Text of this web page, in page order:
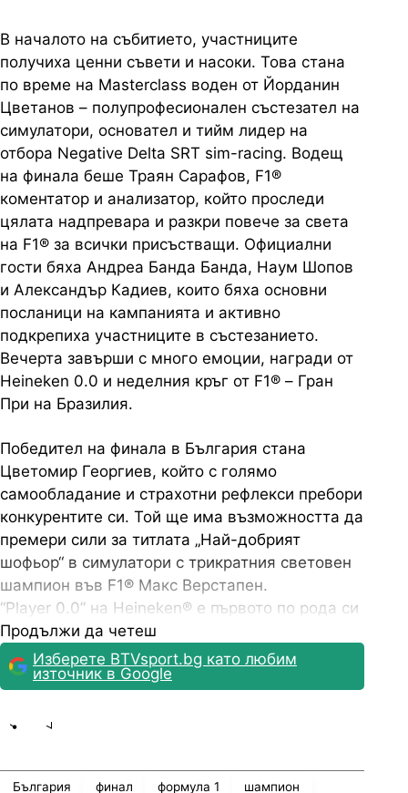
В началото на събитието, участниците
получиха ценни съвети и насоки. Това стана
по време на Masterclass воден от Йорданин
Цветанов – полупрофесионален състезател на
симулатори, основател и тийм лидер на
отбора Negative Delta SRT sim-racing. Водещ
на финала беше Траян Сарафов, F1®
коментатор и анализатор, който проследи
цялата надпревара и разкри повече за света
на F1® за всички присъстващи. Официални
гости бяха Андреа Банда Банда, Наум Шопов
и Александър Кадиев, които бяха основни
посланици на кампанията и активно
подкрепиха участниците в състезанието.
Вечерта завърши с много емоции, награди от
Heineken 0.0 и неделния кръг от F1® – Гран
При на Бразилия.
Победител на финала в България стана
Цветомир Георгиев, който с голямо
самообладание и страхотни рефлекси пребори
конкурентите си. Той ще има възможността да
премери сили за титлата „Най-добрият
шофьор“ в симулатори с трикратния световен
шампион във F1® Макс Верстапен.
“Player 0.0” на Heineken® е първото по рода си
виртуално състезание, в което най-добрият
шофьор е не само най-бързият, но и този,
който е най-отговорен и внимателен на пътя.
платформа за отговорна консумация на
(When You Drive, Never Drink), която насърчава
Продължи да четеш
Изберете BTVsport.bg като любим
източник в Google
България финал формула 1 шампион